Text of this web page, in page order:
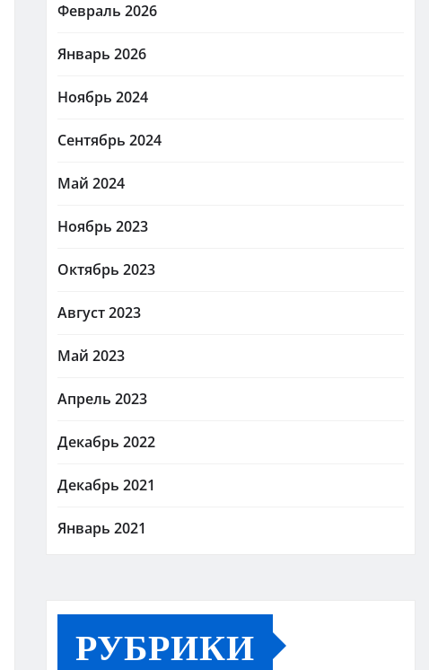
Февраль 2026
Январь 2026
Ноябрь 2024
Сентябрь 2024
Май 2024
Ноябрь 2023
Октябрь 2023
Август 2023
Май 2023
Апрель 2023
Декабрь 2022
Декабрь 2021
Январь 2021
РУБРИКИ